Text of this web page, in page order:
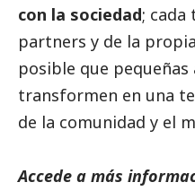
con la sociedad; cada
partners y de la
posible que pequeñas
transformen en una
de la comunidad y el
Accede a más